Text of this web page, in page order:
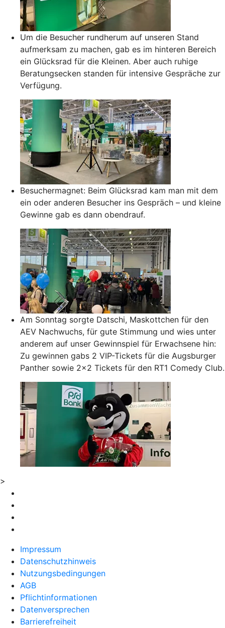
Um die Besucher rundherum auf unseren Stand
aufmerksam zu machen, gab es im hinteren Bereich
ein Glücksrad für die Kleinen. Aber auch ruhige
Beratungsecken standen für intensive Gespräche zur
Verfügung.
Besuchermagnet: Beim Glücksrad kam man mit dem
ein oder anderen Besucher ins Gespräch – und kleine
Gewinne gab es dann obendrauf.
Am Sonntag sorgte Datschi, Maskottchen für den
AEV Nachwuchs, für gute Stimmung und wies unter
anderem auf unser Gewinnspiel für Erwachsene hin:
Zu gewinnen gabs 2 VIP-Tickets für die Augsburger
Panther sowie 2x2 Tickets für den RT1 Comedy Club.
>
Impressum
Datenschutzhinweis
Nutzungsbedingungen
AGB
Pflichtinformationen
Datenversprechen
Barrierefreiheit